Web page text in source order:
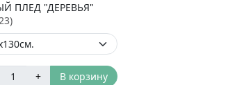
ПЛЕД "ДЕРЕВЬЯ"
)
+ В корзину